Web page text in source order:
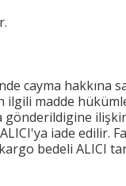
cayma hakkına
ilgili madde
gönderildigine
iade edilir.
bedeli ALICI